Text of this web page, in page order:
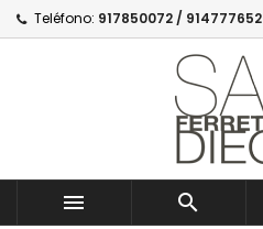
Teléfono: 917850072 / 914777652
 